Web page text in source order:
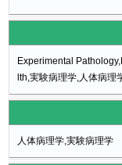
Experimental
lth,実験病理学,人体病理
人体病理学,実験病理学